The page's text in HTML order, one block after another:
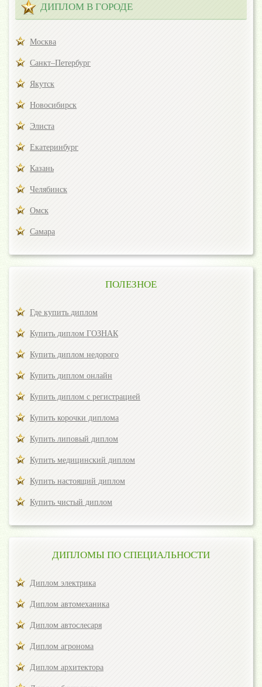
ДИПЛОМ В ГОРОДЕ
Москва
Санкт–Петербург
Якутск
Новосибирск
Элиста
Екатеринбург
Казань
Челябинск
Омск
Самара
ПОЛЕЗНОЕ
Где купить диплом
Купить диплом ГОЗНАК
Купить диплом недорого
Купить диплом онлайн
Купить диплом с регистрацией
Купить корочки диплома
Купить липовый диплом
Купить медицинский диплом
Купить настоящий диплом
Купить чистый диплом
ДИПЛОМЫ ПО СПЕЦИАЛЬНОСТИ
Диплом электрика
Диплом автомеханика
Диплом автослесаря
Диплом агронома
Диплом архитектора